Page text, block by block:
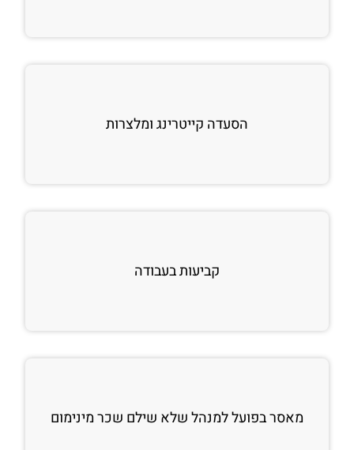
הסעדה קייטרינג ומלצרות
קביעות בעבודה
מאסר בפועל למנהל שלא שילם שכר מינימום